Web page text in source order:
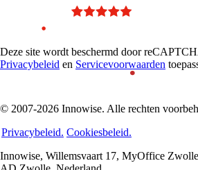
Deze site wordt beschermd door
Privacybeleid en Servicevoorwaarden
© 2007-2026 Innowise. Alle rechten
Privacybeleid. Cookiesbeleid.
Innowise, Willemsvaart 17, MyOffice